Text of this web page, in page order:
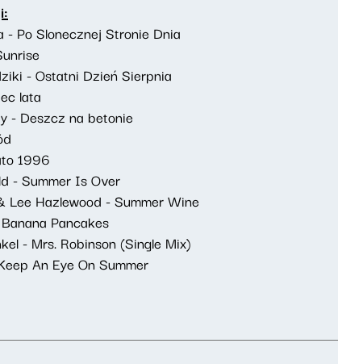
- Po Slonecznej Stronie Dnia
- Ostatni Dzień Sierpnia
lata
- Deszcz na betonie
1996
- Summer Is Over
Lee Hazlewood - Summer Wine
Pancakes
- Mrs. Robinson (Single Mix)
An Eye On Summer